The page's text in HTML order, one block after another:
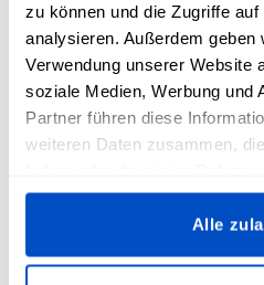
zu können und die Zugriffe
analysieren. Außerdem
Verwendung unserer Website
soziale Medien, Werbung und
Partner führen diese
weiteren Daten zusammen,
gesammelt haben.
Alle
Bezos c/o Ogden Fulfilment
Unit 2, Acre Park, Dalton Lane
Keighley, BD21 4JH
United Kingdom
Australien oder